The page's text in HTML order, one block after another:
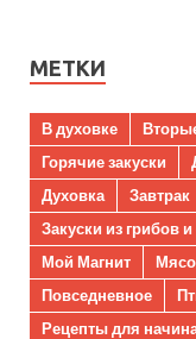
МЕТКИ
В духовке
Горячие закуски
Духовка
Завтрак
Закуски из грибов
Мой Магнит
Мясо
Повседневное
Рецепты для